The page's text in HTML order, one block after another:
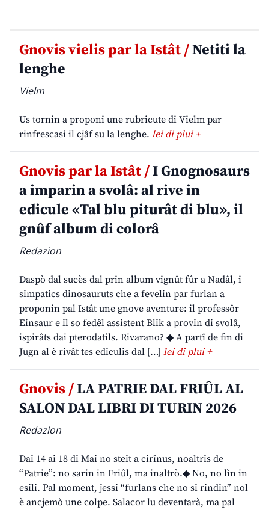
Gnovis vielis par la Istât /Netiti la
lenghe
Vielm
Us tornin a proponi une rubricute di Vielm par
rinfrescasi il cjâf su la lenghe. lei di plui +
Gnovis par la Istât /I Gnognosaurs
a imparin a svolâ: al rive in
edicule «Tal blu piturât di blu», il
gnûf album di colorâ
Redazion
Daspò dal sucès dal prin album vignût fûr a Nadâl, i
simpatics dinosauruts che a fevelin par furlan a
proponin pal Istât une gnove aventure: il professôr
Einsaur e il so fedêl assistent Blik a provin di svolâ,
ispirâts dai pterodatils. Rivarano? ◆ A partî de fin di
Jugn al è rivât tes ediculis dal […] lei di plui +
Gnovis /LA PATRIE DAL FRIÛL AL
SALON DAL LIBRI DI TURIN 2026
Redazion
Dai 14 ai 18 di Mai no steit a cirînus, noaltris de
“Patrie”: no sarin in Friûl, ma inaltrò.◆ No, no lìn in
esili. Pal moment, jessi “furlans che no si rindin” nol
è ancjemò une colpe. Salacor lu deventarà, ma pal